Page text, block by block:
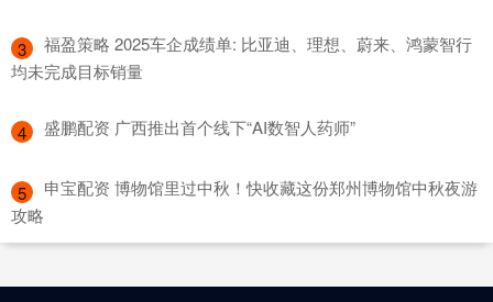
3
​福盈策略 2025车企成绩单: 比亚迪、理想、蔚来、鸿蒙智行
均未完成目标销量
4 ​盛鹏配资 广西推出首个线下“AI数智人药师”
5
​申宝配资 博物馆里过中秋！快收藏这份郑州博物馆中秋夜游
攻略